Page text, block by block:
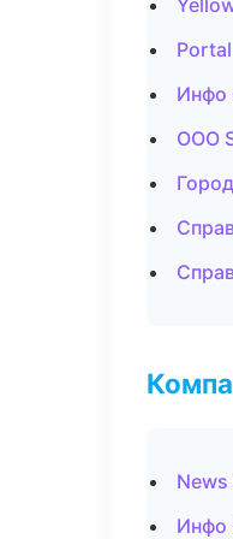
Инфо
ООО
Инфо